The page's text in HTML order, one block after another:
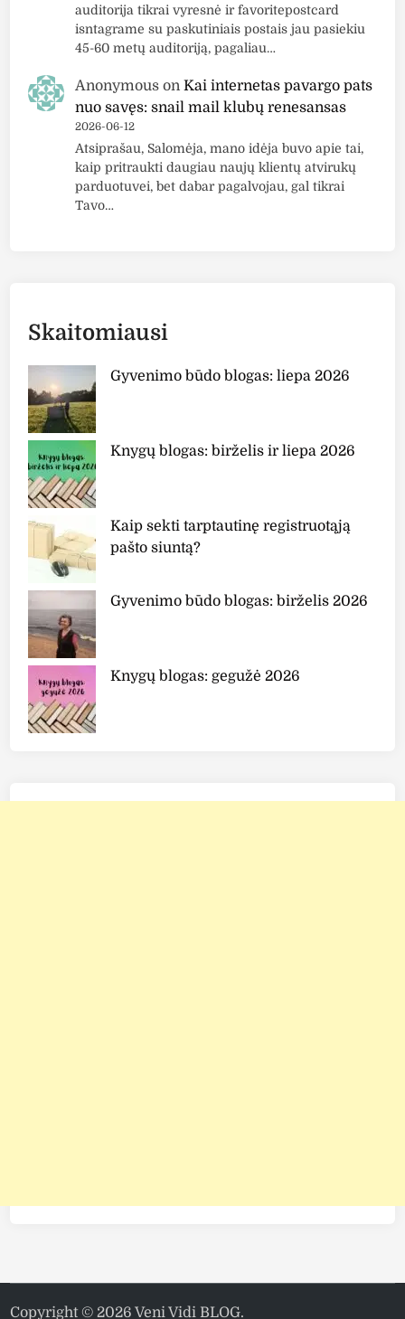
auditorija tikrai vyresnė ir favoritepostcard
isntagrame su paskutiniais postais jau pasiekiu
45-60 metų auditoriją, pagaliau…
Anonymous onKai internetas pavargo pats
nuo savęs: snail mail klubų renesansas
2026-06-12
Atsiprašau, Salomėja, mano idėja buvo apie tai,
kaip pritraukti daugiau naujų klientų atvirukų
parduotuvei, bet dabar pagalvojau, gal tikrai
Tavo…
Skaitomiausi
Gyvenimo būdo blogas: liepa 2026
Knygų blogas: birželis ir liepa 2026
Kaip sekti tarptautinę registruotąją
pašto siuntą?
Gyvenimo būdo blogas: birželis 2026
Knygų blogas: gegužė 2026
Copyright © 2026Veni Vidi BLOG.